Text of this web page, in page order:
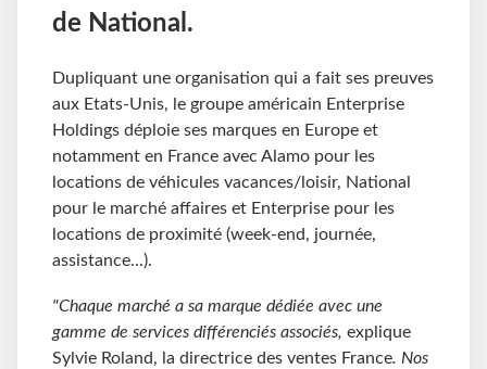
de National.
Dupliquant une organisation qui a fait ses preuves
aux Etats-Unis, le groupe américain Enterprise
Holdings déploie ses marques en Europe et
notamment en France avec Alamo pour les
locations de véhicules vacances/loisir, National
pour le marché affaires et Enterprise pour les
locations de proximité (week-end, journée,
assistance...).
"Chaque marché a sa marque dédiée avec une
gamme de services différenciés associés, explique
Sylvie Roland, la directrice des ventes France. Nos